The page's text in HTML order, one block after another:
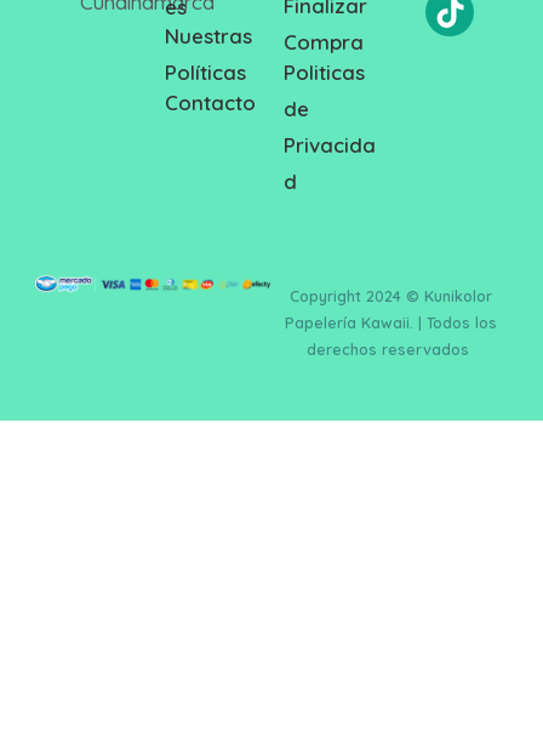
es
Nuestras
Políticas
Contacto
Finalizar
Compra
Politicas
de
Privacida
d
Copyright 2024 © Kunikolor
Papelería Kawaii. | Todos los
derechos reservados